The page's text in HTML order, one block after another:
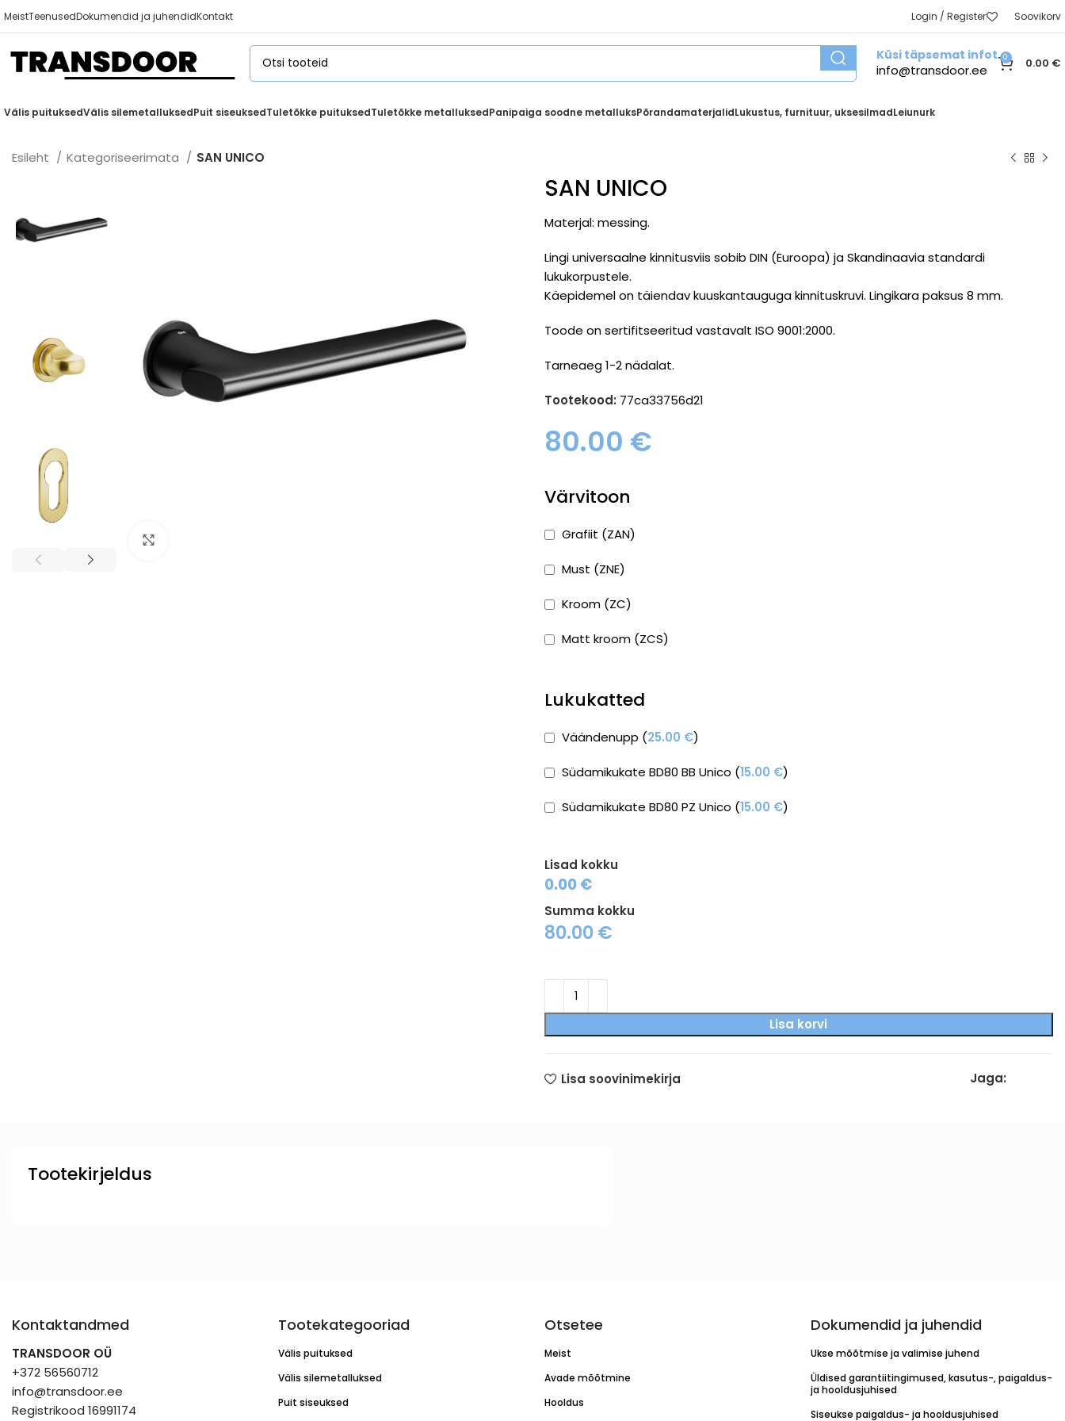
MeistTeenusedDokumendid ja juhendidKontakt Login / Register Soovikorv
Küsi täpsemat infot
info@transdoor.ee
0 0.00 €
Välis puituksedVälis silemetalluksedPuit siseuksedTuletõkke puituksedTuletõkke metalluksedPanipaiga soodne metalluksPõrandamaterjalidLukustus, furnituur, uksesilmadLeiunurk
Esileht Kategoriseerimata SAN UNICO
SAN UNICO
Materjal: messing.
Lingi universaalne kinnitusviis sobib DIN (Euroopa) ja Skandinaavia standardi
lukukorpustele.
Käepidemel on täiendav kuuskantauguga kinnituskruvi. Lingikara paksus 8 mm.
Toode on sertifitseeritud vastavalt ISO 9001:2000.
Tarneaeg 1-2 nädalat.
Tootekood: 77ca33756d21
80.00 €
Värvitoon
Grafiit (ZAN)
Must (ZNE)
Kroom (ZC)
Matt kroom (ZCS)
Lukukatted
Väändenupp (25.00 €)
Südamikukate BD80 BB Unico (15.00 €)
Südamikukate BD80 PZ Unico (15.00 €)
Lisad kokku
0.00 €
Summa kokku
80.00€
Lisa korvi
Lisa soovinimekirja Jaga:
Tootekirjeldus
Kontaktandmed
TRANSDOOR OÜ
+372 56560712
info@transdoor.ee
Registrikood 16991174
Tootekategooriad
Välis puituksed
Välis silemetalluksed
Puit siseuksed
Otsetee
Meist
Avade mõõtmine
Hooldus
Dokumendid ja juhendid
Ukse mõõtmise ja valimise juhend
Üldised garantiitingimused, kasutus-, paigaldus-
ja hooldusjuhised
Siseukse paigaldus- ja hooldusjuhised